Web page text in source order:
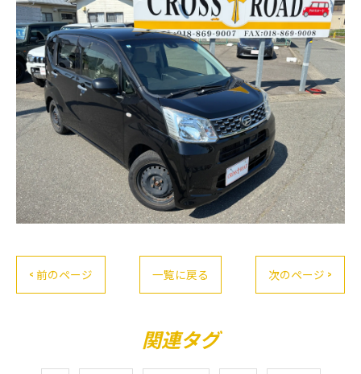
< 前のページ 一覧に戻る 次のページ >
関連タグ